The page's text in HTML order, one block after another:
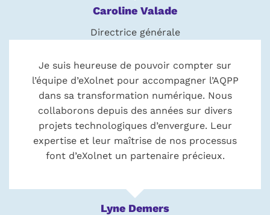
Caroline Valade
Directrice générale
Je suis heureuse de pouvoir compter sur
l’équipe d’eXolnet pour accompagner l’AQPP
dans sa transformation numérique. Nous
collaborons depuis des années sur divers
projets technologiques d’envergure. Leur
expertise et leur maîtrise de nos processus
font d’eXolnet un partenaire précieux.
Lyne Demers